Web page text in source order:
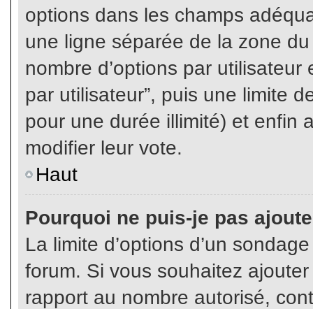
options dans les champs
une ligne séparée de la zone
nombre d’options par
par utilisateur”, puis une limite
pour une durée illimité) et enfin
modifier leur vote.
Haut
Pourquoi ne puis-je pas
La limite d’options d’un
forum. Si vous souhaitez
rapport au nombre autorisé,